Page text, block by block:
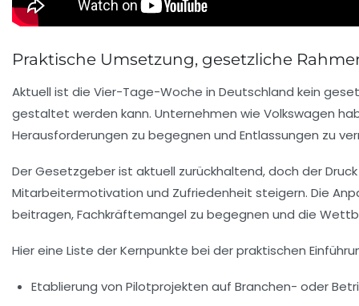
Praktische Umsetzung, gesetzliche
Aktuell ist die Vier-Tage-Woche in Deutschland kein
gestaltet werden kann. Unternehmen wie Volkswagen
Herausforderungen zu begegnen und Entlassungen zu
Der Gesetzgeber ist aktuell zurückhaltend, doch der
Mitarbeitermotivation und Zufriedenheit steigern. Die
beitragen, Fachkräftemangel zu begegnen und die
Hier eine Liste der Kernpunkte bei der praktischen
Etablierung von Pilotprojekten auf Branchen- oder